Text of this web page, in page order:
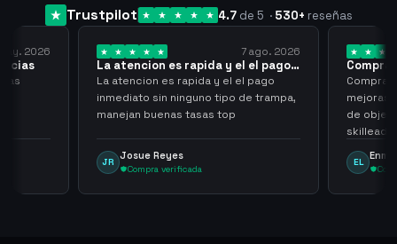
Trustpilot 4.7 de 5 · 530+ reseñas
7 ago. 2026
La atencion es rapida y el el pago…
La atencion es rapida y el el pago
inmediato sin ninguno tipo de trampa,
manejan buenas tasas top
JR
Josue Reyes
Compra verificada
Compra
Compra
mejoras
de
EL
2026